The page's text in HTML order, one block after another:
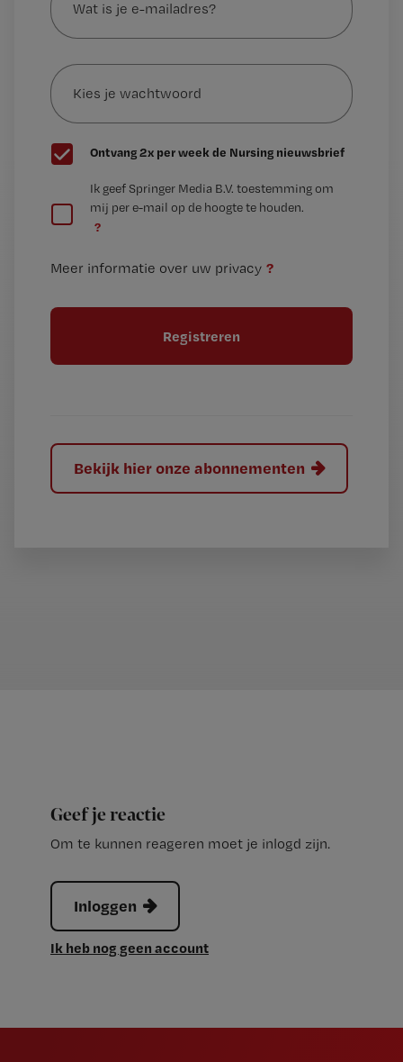
je
mailadres?
Kies
je
wachtwoord
G
e
t
Ontvang 2x per week de Nursing nieuwsbrief
e
t
l
Ik geef Springer Media B.V. toestemming om
mij per e-mail op de hoogte te houden.
?
Meer informatie over uw privacy ?
Bekijk hier onze abonnementen
Geef je reactie
Om te kunnen reageren moet je inlogd zijn.
Inloggen
Ik heb nog geen account